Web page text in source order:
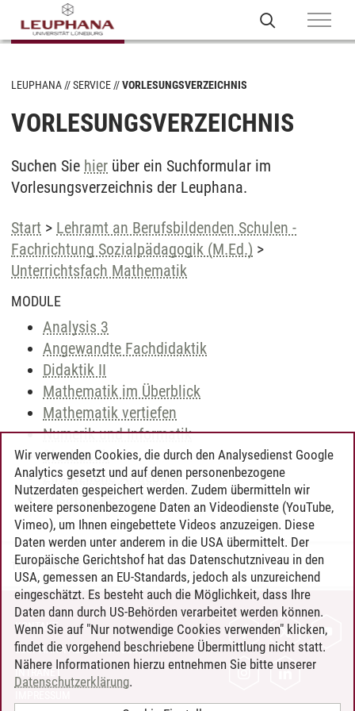
LEUPHANA SERVICE VORLESUNGSVERZEICHNIS
VORLESUNGSVERZEICHNIS
Suchen Sie hier über ein Suchformular im
Vorlesungsverzeichnis der Leuphana.
Start > Lehramt an Berufsbildenden Schulen -
Fachrichtung Sozialpädagogik (M.Ed.) >
Unterrichtsfach Mathematik
MODULE
Analysis 3
Angewandte Fachdidaktik
Didaktik II
Mathematik im Überblick
Mathematik vertiefen
Numerik und Informatik
Stochastik
Zusätzliche Angebote
Zusätzliche Angebote
Timo Leder/30.06.2024
KONTAKT
LEUPHANA ALS ARBEITGEBER
INTRANET
Wir verwenden Cookies, die durch den Analysedienst Google
Analytics gesetzt und auf denen personenbezogene
Nutzerdaten gespeichert werden. Zudem übermitteln wir
weitere personenbezogene Daten an Videodienste (YouTube,
Vimeo), um Ihnen eingebettete Videos anzuzeigen. Diese
Daten werden unter anderem in die USA übermittelt. Der
Europäische Gerichtshof hat das Datenschutzniveau in den
USA, gemessen an EU-Standards, jedoch als unzureichend
eingeschätzt. Es besteht auch die Möglichkeit, dass Ihre
Daten dann durch US-Behörden verarbeitet werden können.
Wenn Sie auf "Nur notwendige Cookies verwenden" klicken,
findet die vorgehend beschriebene Übermittlung nicht statt.
Nähere Informationen hierzu entnehmen Sie bitte unserer
Datenschutzerklärung.